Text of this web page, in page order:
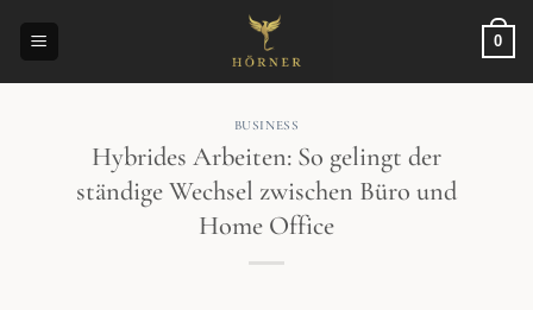
Inhalt
0
BUSINESS
Hybrides Arbeiten: So gelingt der
ständige Wechsel zwischen Büro und
Home Office